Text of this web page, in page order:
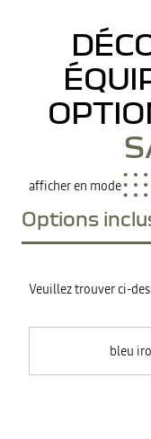
afficher en mode
Options
Veuillez trouver ci-
bleu